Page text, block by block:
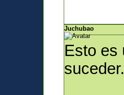
Juchubao
Esto es